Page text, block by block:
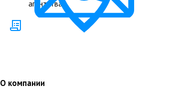
агентства
О компании